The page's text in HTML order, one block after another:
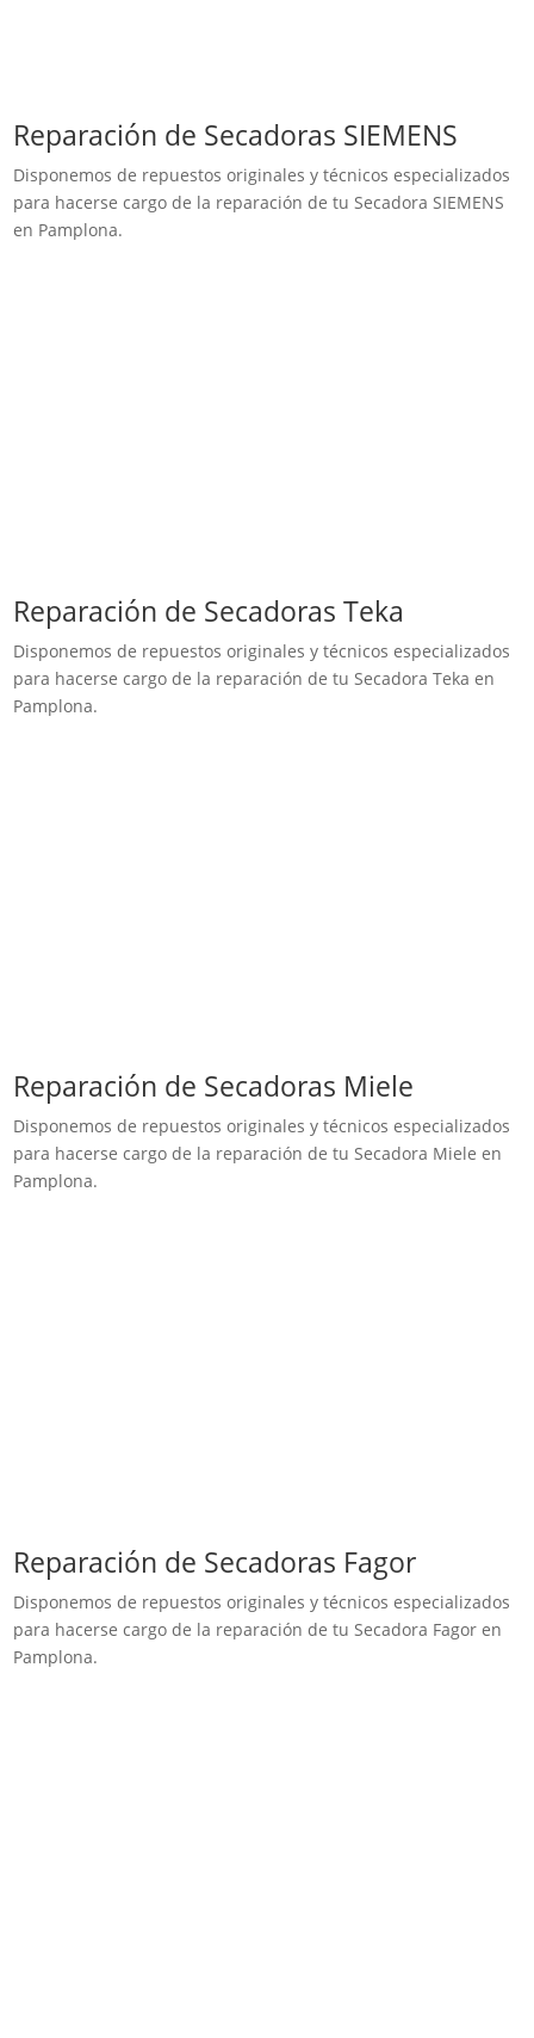
Reparación de Secadoras SIEMENS
Disponemos de repuestos originales y técnicos especializados
para hacerse cargo de la reparación de tu Secadora SIEMENS
en Pamplona.
Reparación de Secadoras Teka
Disponemos de repuestos originales y técnicos especializados
para hacerse cargo de la reparación de tu Secadora Teka en
Pamplona.
Reparación de Secadoras Miele
Disponemos de repuestos originales y técnicos especializados
para hacerse cargo de la reparación de tu Secadora Miele en
Pamplona.
Reparación de Secadoras Fagor
Disponemos de repuestos originales y técnicos especializados
para hacerse cargo de la reparación de tu Secadora Fagor en
Pamplona.